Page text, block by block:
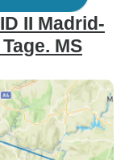
II Madrid-
MS